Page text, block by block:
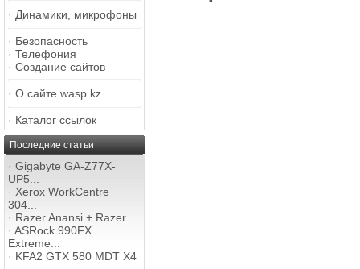
· Динамики, микрофоны
· Безопасность
· Телефония
· Создание сайтов
· О сайте wasp.kz...
· Каталог ссылок
Последние статьи
· Gigabyte GA-Z77X-
UP5...
· Xerox WorkCentre
304...
· Razer Anansi + Razer...
· ASRock 990FX
Extreme...
· KFA2 GTX 580 MDT X4